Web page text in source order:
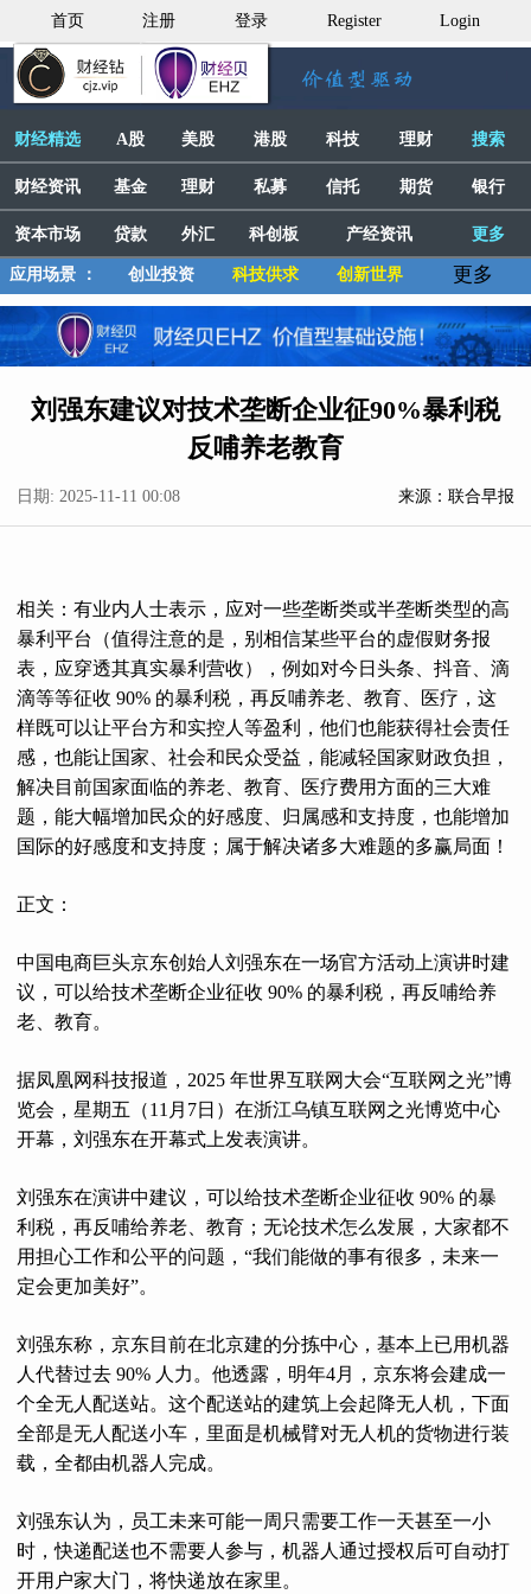
首页 注册 登录 Register Login
财经精选 A股 美股 港股 科技 理财 搜索
财经资讯 基金 理财 私募 信托 期货 银行
资本市场 贷款 外汇 科创板 产经资讯 更多
应用场景 ： 创业投资 科技供求 创新世界 更多
刘强东建议对技术垄断企业征90%暴利税
反哺养老教育
日期: 2025-11-11 00:08 来源：联合早报
相关：有业内人士表示，应对一些垄断类或半垄断类型的高
暴利平台（值得注意的是，别相信某些平台的虚假财务报
表，应穿透其真实暴利营收），例如对今日头条、抖音、滴
滴等等征收 90% 的暴利税，再反哺养老、教育、医疗，这
样既可以让平台方和实控人等盈利，他们也能获得社会责任
感，也能让国家、社会和民众受益，能减轻国家财政负担，
解决目前国家面临的养老、教育、医疗费用方面的三大难
题，能大幅增加民众的好感度、归属感和支持度，也能增加
国际的好感度和支持度；属于解决诸多大难题的多赢局面！
正文：
中国电商巨头京东创始人刘强东在一场官方活动上演讲时建
议，可以给技术垄断企业征收 90% 的暴利税，再反哺给养
老、教育。
据凤凰网科技报道，2025 年世界互联网大会“互联网之光”博
览会，星期五（11月7日）在浙江乌镇互联网之光博览中心
开幕，刘强东在开幕式上发表演讲。
刘强东在演讲中建议，可以给技术垄断企业征收 90% 的暴
利税，再反哺给养老、教育；无论技术怎么发展，大家都不
用担心工作和公平的问题，“我们能做的事有很多，未来一
定会更加美好”。
刘强东称，京东目前在北京建的分拣中心，基本上已用机器
人代替过去 90% 人力。他透露，明年4月，京东将会建成一
个全无人配送站。这个配送站的建筑上会起降无人机，下面
全部是无人配送小车，里面是机械臂对无人机的货物进行装
载，全都由机器人完成。
刘强东认为，员工未来可能一周只需要工作一天甚至一小
时，快递配送也不需要人参与，机器人通过授权后可自动打
开用户家大门，将快递放在家里。